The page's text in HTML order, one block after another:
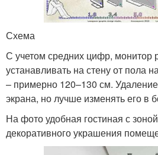
Схема
С учетом средних цифр, монитор
устанавливать на стену от пола
– примерно 120–130 см.
экрана, но лучше изменять его в
На фото удобная гостиная с
декоративного украшения